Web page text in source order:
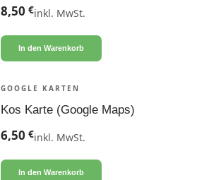
8,50 €inkl. MwSt.
In den Warenkorb
GOOGLE KARTEN
Kos Karte (Google Maps)
6,50 €inkl. MwSt.
In den Warenkorb